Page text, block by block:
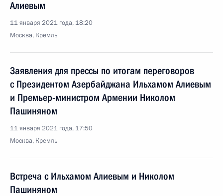
Алиевым
11 января 2021 года, 18:20
Москва, Кремль
Заявления для прессы по итогам переговоров
с Президентом Азербайджана Ильхамом Алиевым
и Премьер-министром Армении Николом
Пашиняном
11 января 2021 года, 17:50
Москва, Кремль
Встреча с Ильхамом Алиевым и Николом
Пашиняном